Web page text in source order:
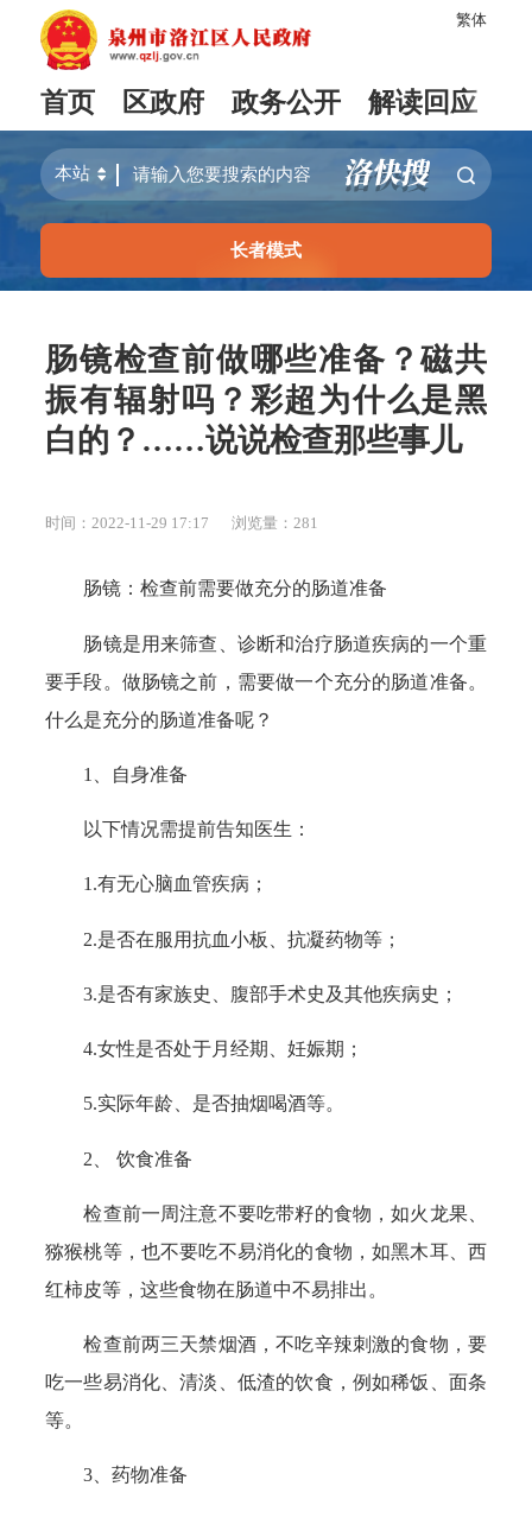
繁体
首页 区政府 政务公开 解读回应
长者模式
肠镜检查前做哪些准备？磁共
振有辐射吗？彩超为什么是黑
白的？……说说检查那些事儿
时间：2022-11-29 17:17 浏览量： 281
肠镜：检查前需要做充分的肠道准备
肠镜是用来筛查、诊断和治疗肠道疾病的一个重
要手段。做肠镜之前，需要做一个充分的肠道准备。
什么是充分的肠道准备呢？
1、自身准备
以下情况需提前告知医生：
1.有无心脑血管疾病；
2.是否在服用抗血小板、抗凝药物等；
3.是否有家族史、腹部手术史及其他疾病史；
4.女性是否处于月经期、妊娠期；
5.实际年龄、是否抽烟喝酒等。
2、 饮食准备
检查前一周注意不要吃带籽的食物，如火龙果、
猕猴桃等，也不要吃不易消化的食物，如黑木耳、西
红柿皮等，这些食物在肠道中不易排出。
检查前两三天禁烟酒，不吃辛辣刺激的食物，要
吃一些易消化、清淡、低渣的饮食，例如稀饭、面条
等。
3、药物准备